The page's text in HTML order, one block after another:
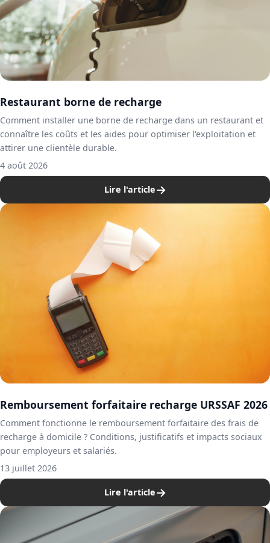
Restaurant borne de recharge
Comment installer une borne de recharge dans un restaurant et
connaître les coûts et les aides pour optimiser l'exploitation et
attirer une clientèle durable.
4 août 2026
Lire l'article→
Remboursement forfaitaire recharge URSSAF 2026
Comment fonctionne le remboursement forfaitaire des frais de
recharge à domicile ? Conditions, justificatifs et impacts sociaux
pour employeurs et salariés.
13 juillet 2026
Lire l'article→